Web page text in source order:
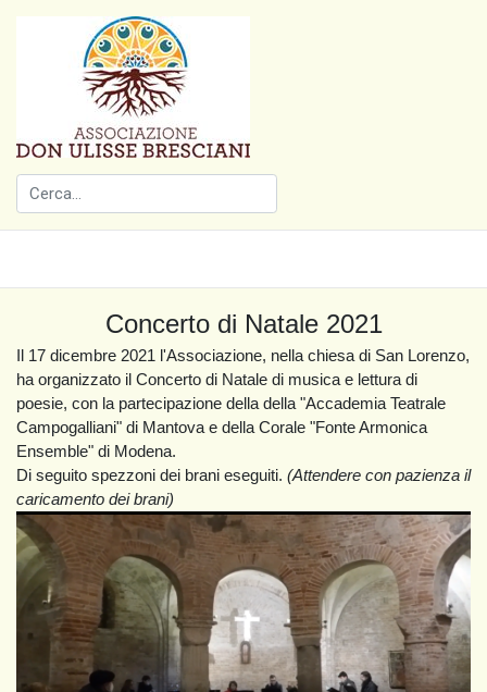
Concerto di Natale 2021
Il 17 dicembre 2021 l'Associazione, nella chiesa di San Lorenzo,
ha organizzato il Concerto di Natale di musica e lettura di
poesie, con la partecipazione della della "Accademia Teatrale
Campogalliani" di Mantova e della Corale "Fonte Armonica
Ensemble" di Modena.
Di seguito spezzoni dei brani eseguiti. (Attendere con pazienza il
caricamento dei brani)